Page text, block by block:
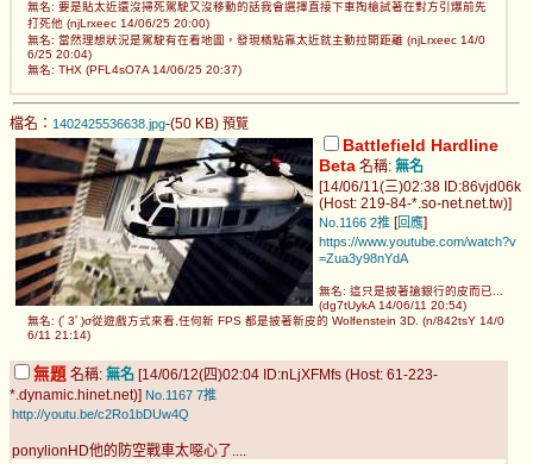
無名: 要是貼太近還沒掃死駕駛又沒移動的話我會選擇直接下車掏槍試著在對方引爆前先
打死他 (njLrxeec 14/06/25 20:00)
無名: 當然理想狀況是駕駛有在看地圖，發現橘點靠太近就主動拉開距離 (njLrxeec 14/0
6/25 20:04)
無名: THX (PFL4sO7A 14/06/25 20:37)
檔名： 1402425536638.jpg-(50 KB) 預覽
Battlefield Hardline
Beta 名稱: 無名
[14/06/11(三)02:38 ID:86vjd06k
(Host: 219-84-*.so-net.net.tw)]
No.1166 2推 [ 回應]
https://www.youtube.com/watch?v
=Zua3y98nYdA
無名: 這只是披著搶銀行的皮而已...
(dg7tUykA 14/06/11 20:54)
無名: (ﾟ3ﾟ)σ從遊戲方式來看,任何新 FPS 都是披著新皮的 Wolfenstein 3D. (n/842tsY 14/0
6/11 21:14)
無題 名稱: 無名 [14/06/12(四)02:04 ID:nLjXFMfs (Host: 61-223-
*.dynamic.hinet.net)] No.1167 7推
http://youtu.be/c2Ro1bDUw4Q
ponylionHD他的防空戰車太噁心了....